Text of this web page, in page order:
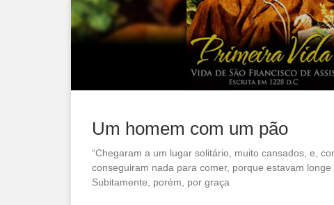
Um homem com um pão
“Chegaram a um lugar solitário, muito cansados, e,
conseguiram nada para comer, porque estavam longe
Subitamente, porém, por graça